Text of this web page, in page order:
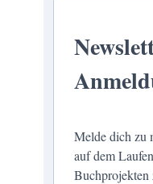
Melde dich zu
auf dem
Buchprojekten